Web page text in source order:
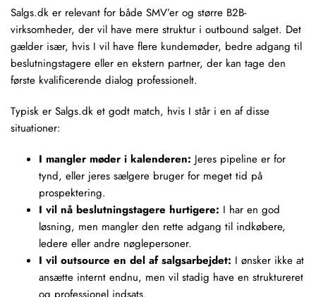
Salgs.dk er relevant for både SMV’er og større B2B-
virksomheder, der vil have mere struktur i outbound salget. Det
gælder især, hvis I vil have flere kundemøder, bedre adgang til
beslutningstagere eller en ekstern partner, der kan tage den
første kvalificerende dialog professionelt.
Typisk er Salgs.dk et godt match, hvis I står i en af disse
situationer:
I mangler møder i kalenderen: Jeres pipeline er for
tynd, eller jeres sælgere bruger for meget tid på
prospektering.
I vil nå beslutningstagere hurtigere: I har en god
løsning, men mangler den rette adgang til indkøbere,
ledere eller andre nøglepersoner.
I vil outsource en del af salgsarbejdet: I ønsker ikke at
ansætte internt endnu, men vil stadig have en struktureret